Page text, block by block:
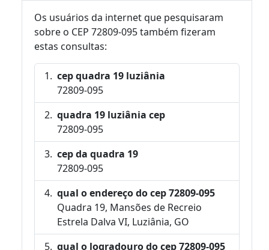
Os usuários da internet que pesquisaram
sobre o CEP 72809-095 também fizeram
estas consultas:
cep quadra 19 luziânia
72809-095
quadra 19 luziânia cep
72809-095
cep da quadra 19
72809-095
qual o endereço do cep 72809-095
Quadra 19, Mansões de Recreio
Estrela Dalva VI, Luziânia, GO
qual o logradouro do cep 72809-095